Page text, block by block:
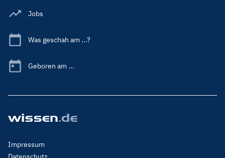
Jobs
Was geschah am ...?
Geboren am ...
Footer
Menu
Impressum